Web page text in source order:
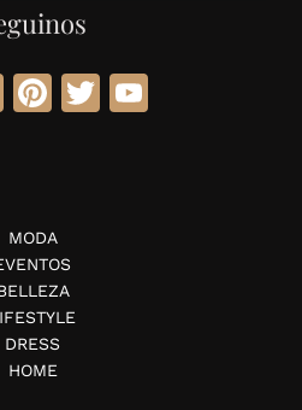
Instagram
Pinterest
Twitter
MODA
DRESS
HOME